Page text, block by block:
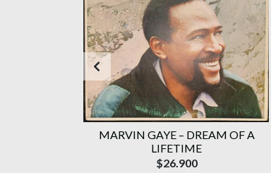
MARVIN GAYE – DREAM OF A
LIFETIME
$26.900